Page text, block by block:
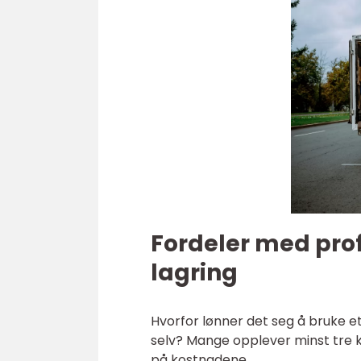
Fordeler med
lagring
Hvorfor lønner det seg å bruke
selv? Mange opplever minst tre